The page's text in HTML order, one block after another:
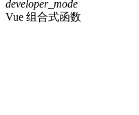
developer_mode
Vue 组合式函数